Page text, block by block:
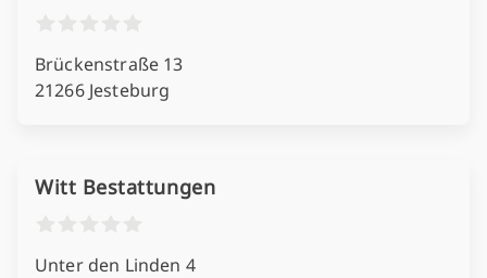
Brückenstraße 13
21266 Jesteburg
Witt Bestattungen
Unter den Linden 4